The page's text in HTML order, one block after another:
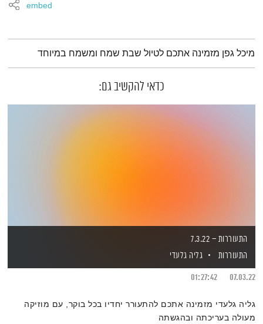
embed
תמצית הפודקאסט
מיכל גפן מזמינה אתכם לטיול שבת שמח ומשמח במיוחד
כדאי להקשיב גם:
התעוררות – 7.3.22
התעוררות
גליה גלעדי
07.03.22
01:27:42
גליה גלעדי מזמינה אתכם להתעורר יחדיו בכל בוקר, עם מוזיקה
מעולה בעריכתה ובהגשתה